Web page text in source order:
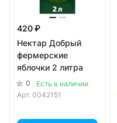
420 ₽
Нектар Добрый
фермерские
яблочки 2 литра
0
Есть в наличии
Арт. 0042151